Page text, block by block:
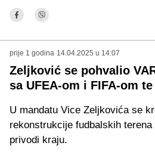
prije 1 godina 14.04.2025 u 14:07
Zeljković se pohvalio
sa UFEA-om i FIFA-om
U mandatu Vice Zeljkovića se
rekonstrukcije fudbalskih
privodi kraju.